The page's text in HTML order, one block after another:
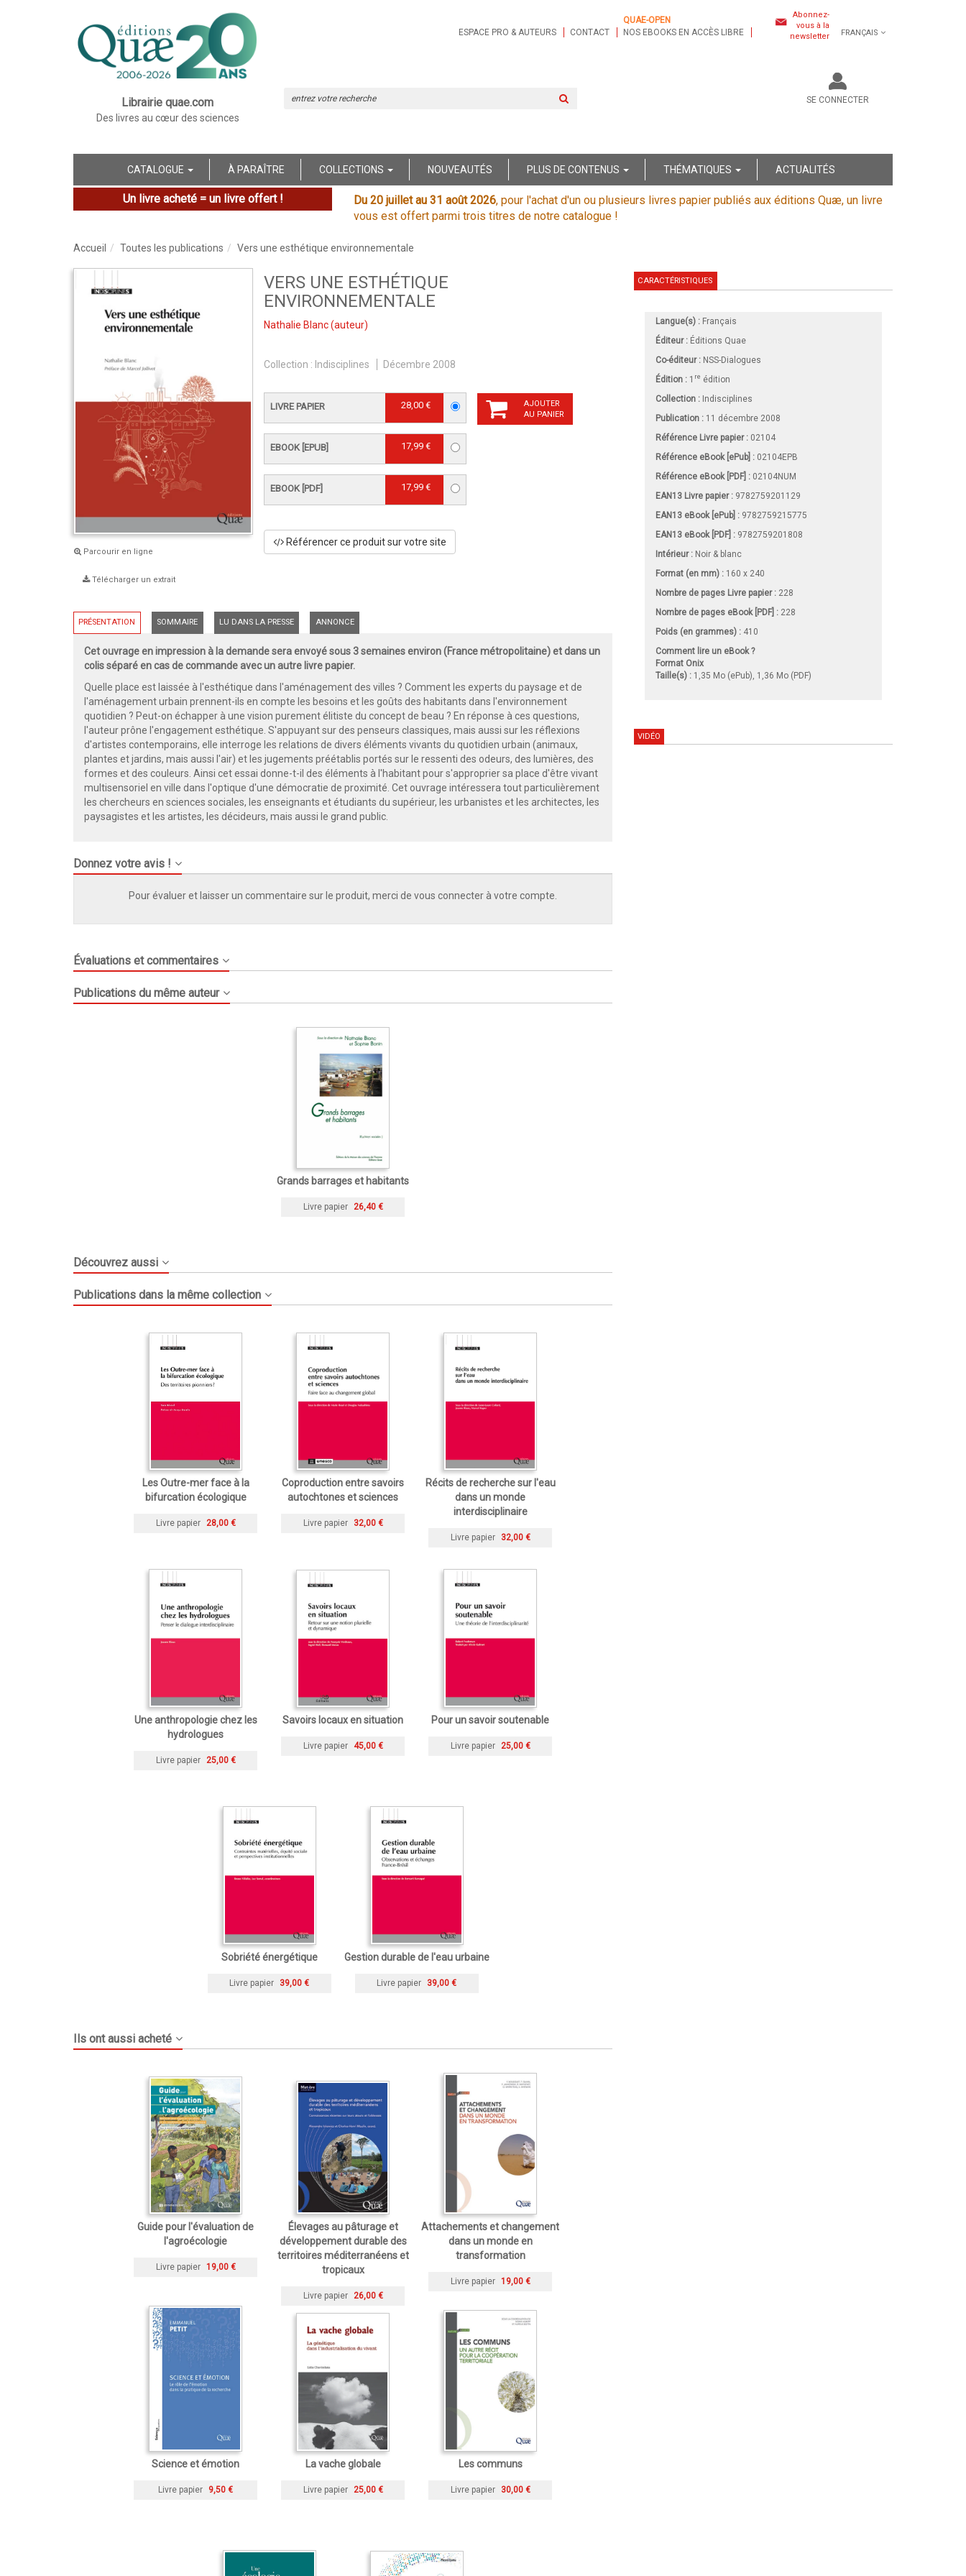
Librairie quae.com
Des livres au cœur des sciences
ESPACE PRO & AUTEURS CONTACT
QUAE-OPEN
NOS EBOOKS EN ACCÈS LIBRE
Abonnez-
vous à la
newsletter
FRANÇAIS
SE CONNECTER
CATALOGUE À PARAÎTRE COLLECTIONS NOUVEAUTÉS PLUS DE CONTENUS THÉMATIQUES ACTUALITÉS
Un livre acheté = un livre offert ! Du 20 juillet au 31 août 2026, pour l'achat d'un ou plusieurs livres papier publiés aux éditions Quæ, un livre
vous est offert parmi trois titres de notre catalogue !
Accueil Toutes les publications Vers une esthétique environnementale
Parcourir en ligne
Télécharger un extrait
VERS UNE ESTHÉTIQUE
ENVIRONNEMENTALE
Nathalie Blanc(auteur)
Collection : Indisciplines Décembre 2008
LIVRE PAPIER 28,00 €
EBOOK [EPUB] 17,99 €
EBOOK [PDF] 17,99 €
AJOUTER
AU PANIER
Référencer ce produit sur votre site
PRÉSENTATION SOMMAIRE LU DANS LA PRESSE ANNONCE
Cet ouvrage en impression à la demande sera envoyé sous 3 semaines environ (France métropolitaine) et dans un
colis séparé en cas de commande avec un autre livre papier.
Quelle place est laissée à l'esthétique dans l'aménagement des villes ? Comment les experts du paysage et de
l'aménagement urbain prennent-ils en compte les besoins et les goûts des habitants dans l'environnement
quotidien ? Peut-on échapper à une vision purement élitiste du concept de beau ? En réponse à ces questions,
l'auteur prône l'engagement esthétique. S'appuyant sur des penseurs classiques, mais aussi sur les réflexions
d'artistes contemporains, elle interroge les relations de divers éléments vivants du quotidien urbain (animaux,
plantes et jardins, mais aussi l'air) et les jugements préétablis portés sur le ressenti des odeurs, des lumières, des
formes et des couleurs. Ainsi cet essai donne-t-il des éléments à l'habitant pour s'approprier sa place d'être vivant
multisensoriel en ville dans l'optique d'une démocratie de proximité. Cet ouvrage intéressera tout particulièrement
les chercheurs en sciences sociales, les enseignants et étudiants du supérieur, les urbanistes et les architectes, les
paysagistes et les artistes, les décideurs, mais aussi le grand public.
Donnez votre avis !
Pour évaluer et laisser un commentaire sur le produit, merci de vous connecter à votre compte.
Évaluations et commentaires
Publications du même auteur
Grands barrages et habitants
Livre papier 26,40 €
Découvrez aussi
Publications dans la même collection
Les Outre-mer face à la
bifurcation écologique
Livre papier 28,00 €
Coproduction entre savoirs
autochtones et sciences
Livre papier 32,00 €
Récits de recherche sur l'eau
dans un monde
interdisciplinaire
Livre papier 32,00 €
Une anthropologie chez les
hydrologues
Livre papier 25,00 €
Savoirs locaux en situation
Livre papier 45,00 €
Pour un savoir soutenable
Livre papier 25,00 €
Sobriété énergétique
Livre papier 39,00 €
Gestion durable de l'eau urbaine
Livre papier 39,00 €
Ils ont aussi acheté
Guide pour l'évaluation de
l'agroécologie
Livre papier 19,00 €
Élevages au pâturage et
développement durable des
territoires méditerranéens et
tropicaux
Livre papier 26,00 €
Attachements et changement
dans un monde en
transformation
Livre papier 19,00 €
Science et émotion
Livre papier 9,50 €
La vache globale
Livre papier 25,00 €
Les communs
Livre papier 30,00 €
CARACTÉRISTIQUES
Langue(s) : Français
Éditeur : Éditions Quae
Co-éditeur : NSS-Dialogues
Édition : 1 re édition
Collection : Indisciplines
Publication : 11 décembre 2008
Référence Livre papier : 02104
Référence eBook [ePub] : 02104EPB
Référence eBook [PDF] : 02104NUM
EAN13 Livre papier : 9782759201129
EAN13 eBook [ePub] : 9782759215775
EAN13 eBook [PDF] : 9782759201808
Intérieur : Noir & blanc
Format (en mm) : 160 x 240
Nombre de pages Livre papier: 228
Nombre de pages eBook [PDF] : 228
Poids (en grammes) : 410
Comment lire un eBook ?
Format Onix
Taille(s) : 1,35 Mo (ePub), 1,36 Mo (PDF)
VIDÉO